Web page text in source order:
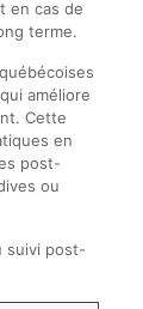
en cas de
terme.
améliore
Cette
en
post-
ou
suivi post-